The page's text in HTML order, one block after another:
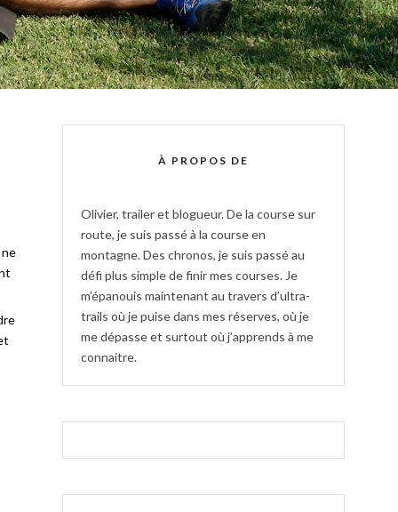
À PROPOS DE
Olivier, trailer et blogueur. De la course sur
route, je suis passé à la course en
montagne. Des chronos, je suis passé au
défi plus simple de finir mes courses. Je
m’épanouis maintenant au travers d’ultra-
trails où je puise dans mes réserves, où je
me dépasse et surtout où j’apprends à me
connaitre.